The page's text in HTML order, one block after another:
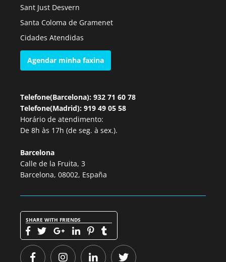
Sant Just Desvern
Santa Coloma de Gramenet
Cidades Atendidas
Agendar minha faxina
Telefone(Barcelona): 932 71 60 78
Telefone(Madrid): 919 49 05 58
Horário de atendimento:
De 8h às 17h (de seg. à sex.).
Barcelona
Calle de la Fruita, 3
Barcelona, 08002, España
SHARE WITH FRIENDS